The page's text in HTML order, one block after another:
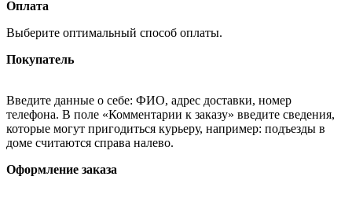
Оплата
Выберите оптимальный способ оплаты.
Покупатель
Введите данные о себе: ФИО, адрес доставки, номер
телефона. В поле «Комментарии к заказу» введите сведения,
которые могут пригодиться курьеру, например: подъезды в
доме считаются справа налево.
Оформление заказа